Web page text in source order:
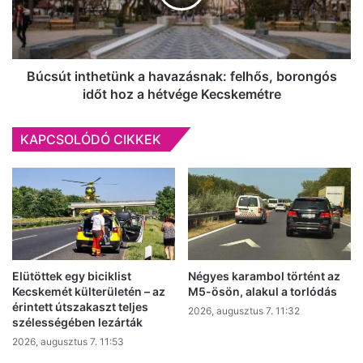
ahol
online
oktatásra
állnak
borongós
időt
hoz
a
hétvége
Búcsút inthetünk a havazásnak: felhős, borongós
időt hoz a hétvége Kecskemétre
KAPCSOLÓDÓ CIKKEK
Elütöttek egy biciklist
Kecskemét külterületén – az
érintett útszakaszt teljes
szélességében lezárták
2026, augusztus 7. 11:53
Négyes karambol történt az
M5-ösön, alakul a torlódás
2026, augusztus 7. 11:32